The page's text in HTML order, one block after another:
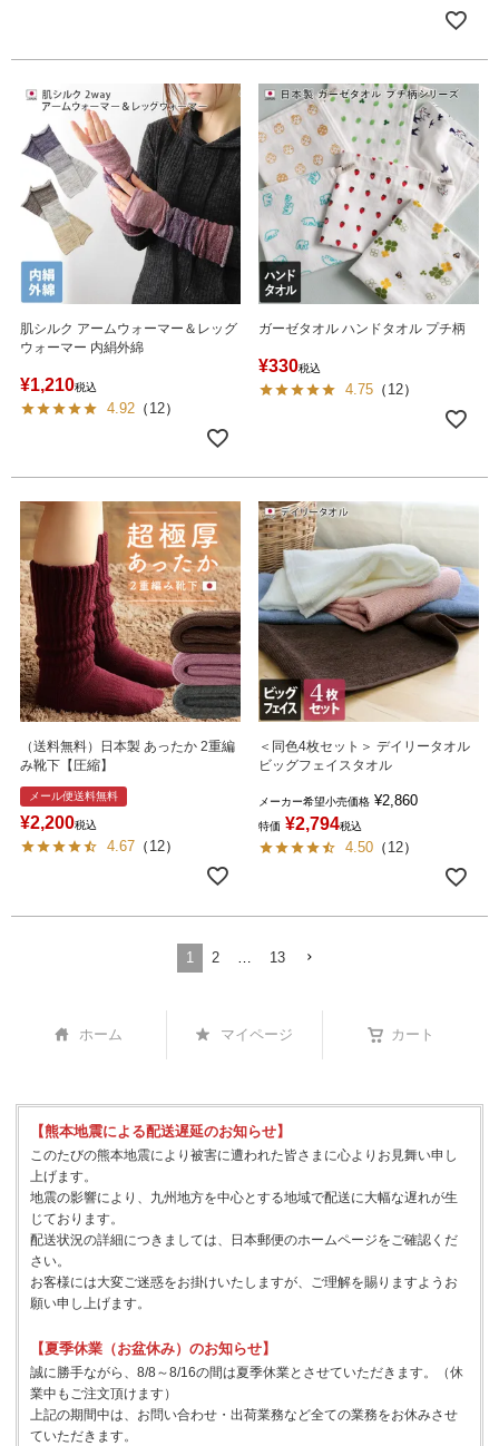
肌シルク アームウォーマー＆レッグ
ウォーマー 内絹外綿
¥1,210税込
4.92 （ 12）
ガーゼタオル ハンドタオル プチ柄
¥330税込
4.75 （ 12）
（送料無料）日本製 あったか 2重編
み靴下【圧縮】
メール便送料無料
¥2,200税込
4.67 （ 12）
＜同色4枚セット＞ デイリータオル
ビッグフェイスタオル
メーカー希望小売価格 ¥2,860
特価 ¥2,794税込
4.50 （ 12）
1 2 13
ホーム マイページ カート
【熊本地震による配送遅延のお知らせ】
このたびの熊本地震により被害に遭われた皆さまに心よりお見舞い申し
上げます。
地震の影響により、九州地方を中心とする地域で配送に大幅な遅れが生
じております。
配送状況の詳細につきましては、日本郵便のホームページをご確認くだ
さい。
お客様には大変ご迷惑をお掛けいたしますが、ご理解を賜りますようお
願い申し上げます。
【夏季休業（お盆休み）のお知らせ】
誠に勝手ながら、8/8～8/16の間は夏季休業とさせていただきます。（休
業中もご注文頂けます）
上記の期間中は、お問い合わせ・出荷業務など全ての業務をお休みさせ
ていただきます。